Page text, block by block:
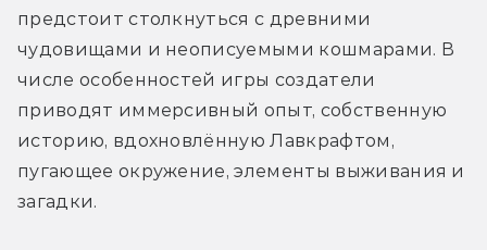
предстоит столкнуться с древними
чудовищами и неописуемыми кошмарами. В
числе особенностей игры создатели
приводят иммерсивный опыт, собственную
историю, вдохновлённую Лавкрафтом,
пугающее окружение, элементы выживания и
загадки.